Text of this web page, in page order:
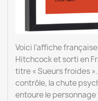
Voici l’affiche
Hitchcock et sorti en
titre « Sueurs froides
contrôle, la chute
entoure le